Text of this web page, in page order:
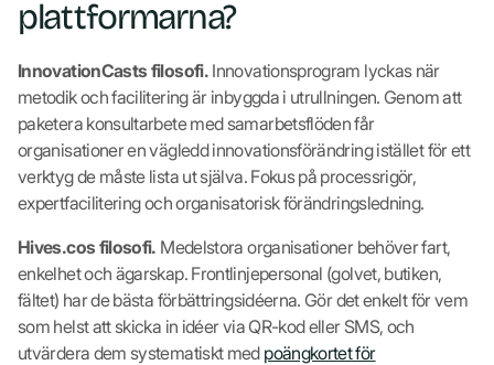
plattformarna?
InnovationCasts filosofi. Innovationsprogram lyckas när
metodik och facilitering är inbyggda i utrullningen. Genom att
paketera konsultarbete med samarbetsflöden får
organisationer en vägledd innovationsförändring istället för ett
verktyg de måste lista ut själva. Fokus på processrigör,
expertfacilitering och organisatorisk förändringsledning.
Hives.cos filosofi. Medelstora organisationer behöver fart,
enkelhet och ägarskap. Frontlinjepersonal (golvet, butiken,
fältet) har de bästa förbättringsidéerna. Gör det enkelt för vem
som helst att skicka in idéer via QR-kod eller SMS, och
utvärdera dem systematiskt med poängkortet för